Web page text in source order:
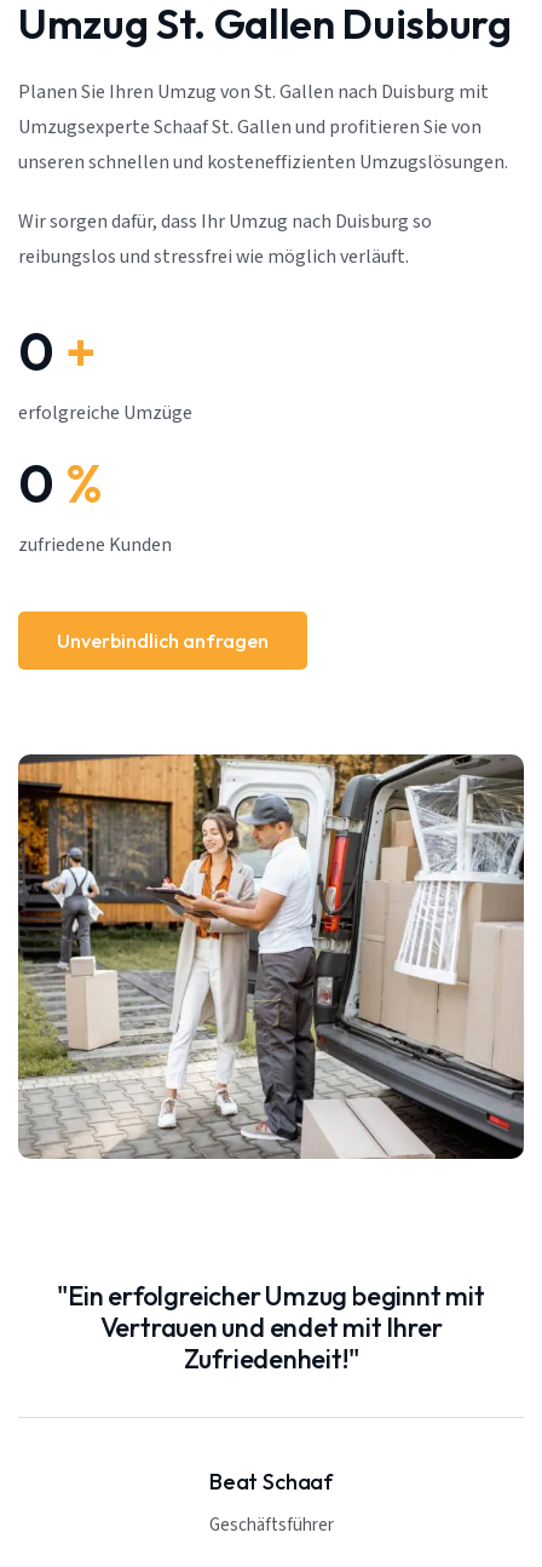
"Ein erfolgreicher Umzug beginnt mit
Vertrauen und endet mit Ihrer
Zufriedenheit!"
Beat Schaaf
Geschäftsführer
Umzug St. Gallen Duisburg
Planen Sie Ihren Umzug von St. Gallen nach Duisburg mit
Umzugsexperte Schaaf St. Gallen und profitieren Sie von
unseren schnellen und kosteneffizienten Umzugslösungen.
Wir sorgen dafür, dass Ihr Umzug nach Duisburg so
reibungslos und stressfrei wie möglich verläuft.
0 +
erfolgreiche Umzüge
0 %
zufriedene Kunden
Unverbindlich anfragen